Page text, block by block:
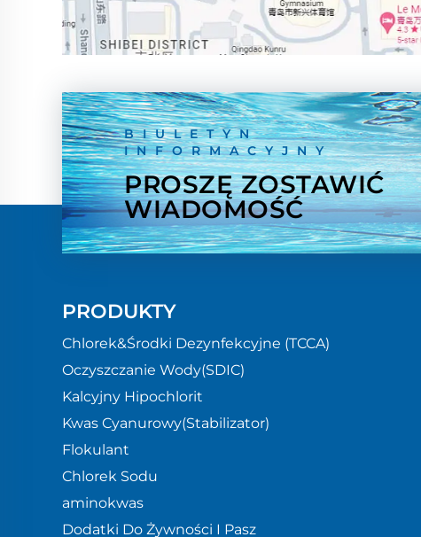
BIULETYN
INFORMACYJNY
PROSZĘ ZOSTAWIĆ
WIADOMOŚĆ
PRODUKTY
Chlorek&Środki Dezynfekcyjne (TCCA)
Oczyszczanie Wody(SDIC)
Kalcyjny Hipochlorit
Kwas Cyanurowy(Stabilizator)
Flokulant
Chlorek Sodu
aminokwas
Dodatki Do Żywności I Pasz